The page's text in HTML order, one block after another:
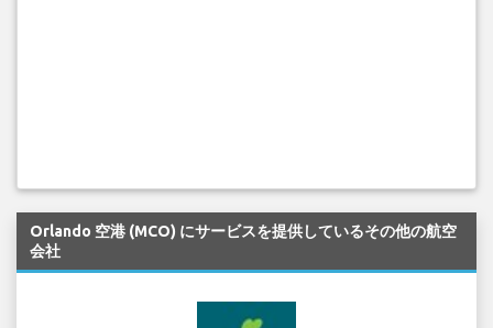
Orlando 空港 (MCO) にサービスを提供しているその他の航空
会社